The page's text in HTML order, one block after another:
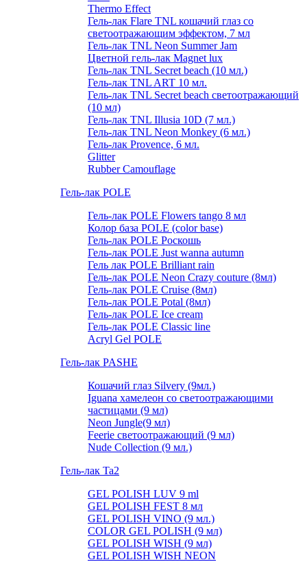
Thermo Effect
Гель-лак Flare TNL кошачий глаз со
светоотражающим эффектом, 7 мл
Гель-лак TNL Neon Summer Jam
Цветной гель-лак Magnet lux
Гель-лак TNL Secret beach (10 мл.)
Гель-лак TNL ART 10 мл.
Гель-лак TNL Secret beach светоотражающий
(10 мл)
Гель-лак TNL Illusia 10D (7 мл.)
Гель-лак TNL Neon Monkey (6 мл.)
Гель-лак Provence, 6 мл.
Glitter
Rubber Camouflage
Гель-лак POLE
Гель-лак POLE Flowers tango 8 мл
Колор база POLE (color base)
Гель-лак POLE Роскошь
Гель-лак POLE Just wanna autumn
Гель лак POLE Brilliant rain
Гель-лак POLE Neon Crazy couture (8мл)
Гель-лак POLE Cruise (8мл)
Гель-лак POLE Potal (8мл)
Гель-лак POLE Ice cream
Гель-лак POLE Classic line
Acryl Gel POLE
Гель-лак PASHE
Кошачий глаз Silvery (9мл.)
Iguana хамелеон со светоотражающими
частицами (9 мл)
Neon Jungle(9 мл)
Feerie светоотражающий (9 мл)
Nude Collection (9 мл.)
Гель-лак Ta2
GEL POLISH LUV 9 ml
GEL POLISH FEST 8 мл
GEL POLISH VINO (9 мл.)
COLOR GEL POLISH (9 мл)
GEL POLISH WISH (9 мл)
GEL POLISH WISH NEON